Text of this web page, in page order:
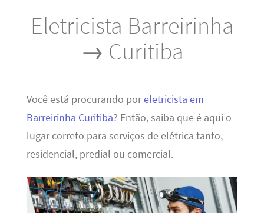
Eletricista Barreirinha
→ Curitiba
Você está procurando poreletricista em
Barreirinha Curitiba? Então, saiba que é aqui o
lugar correto para serviços de elétrica tanto,
residencial, predial ou comercial.